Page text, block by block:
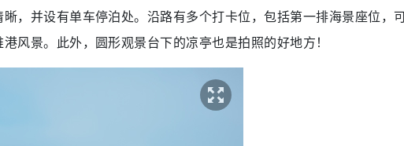
，并设有单车停泊处。沿路有多个打卡位，包括第一排海景座位，
风景。此外，圆形观景台下的凉亭也是拍照的好地方！